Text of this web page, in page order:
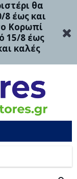
θα
8 έως και
Κορωπί
15/8 έως
καλές